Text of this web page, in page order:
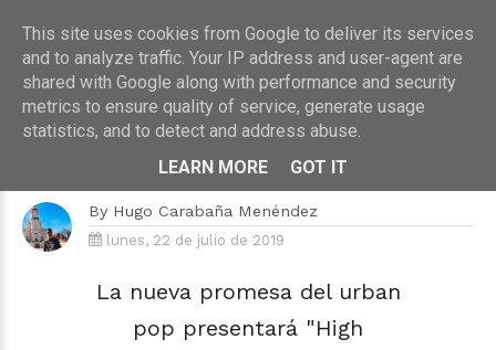
HOME›CONCIERTOS
La gira europea de Mabel llegará a
Madrid y Barcelona en Febrero
By Hugo Carabaña Menéndez
lunes, 22 de julio de 2019
La nueva promesa del urban
pop presentará "High
This site uses cookies from Google to deliver its services
and to analyze traffic. Your IP address and user-agent are
shared with Google along with performance and security
metrics to ensure quality of service, generate usage
statistics, and to detect and address abuse.
LEARN MORE
GOT IT